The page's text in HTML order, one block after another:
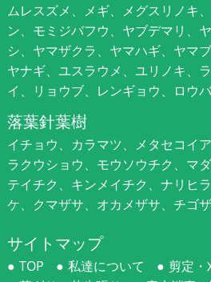
ムレスズメ、メギ、メグスリノキ
ン、モミジバフウ、ヤブデマリ、
シ、ヤマザクラ、ヤマハギ、ヤマ
ヤナギ、ユスラウメ、ユリノキ、
イ、リョウブ、レンギョウ、ロウ
落葉針葉樹
イチョウ、カラマツ、メタセコイ
ラクウショウ、モウソウチク、マ
テイチク、キンメイチク、ナリヒ
ケ、クマザサ、オカメザサ、チゴ
サイトマップ
TOP 私達について 剪定・